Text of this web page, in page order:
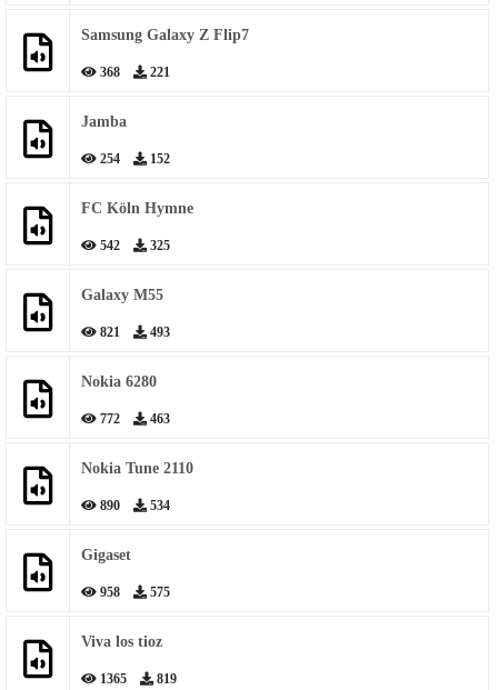
Samsung Galaxy Z Flip7
368 221
Jamba
254 152
FC Köln Hymne
542 325
Galaxy M55
821 493
Nokia 6280
772 463
Nokia Tune 2110
890 534
Gigaset
958 575
Viva los tioz
1365 819